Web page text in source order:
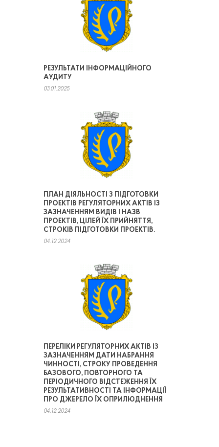
РЕЗУЛЬТАТИ ІНФОРМАЦІЙНОГО
АУДИТУ
03.01.2025
ПЛАН ДІЯЛЬНОСТІ З ПІДГОТОВКИ
ПРОЕКТІВ РЕГУЛЯТОРНИХ АКТІВ ІЗ
ЗАЗНАЧЕННЯМ ВИДІВ І НАЗВ
ПРОЕКТІВ, ЦІЛЕЙ ЇХ ПРИЙНЯТТЯ,
СТРОКІВ ПІДГОТОВКИ ПРОЕКТІВ.
04.12.2024
ПЕРЕЛІКИ РЕГУЛЯТОРНИХ АКТІВ ІЗ
ЗАЗНАЧЕННЯМ ДАТИ НАБРАННЯ
ЧИННОСТІ, СТРОКУ ПРОВЕДЕННЯ
БАЗОВОГО, ПОВТОРНОГО ТА
ПЕРІОДИЧНОГО ВІДСТЕЖЕННЯ ЇХ
РЕЗУЛЬТАТИВНОСТІ ТА ІНФОРМАЦІЇ
ПРО ДЖЕРЕЛО ЇХ ОПРИЛЮДНЕННЯ
04.12.2024